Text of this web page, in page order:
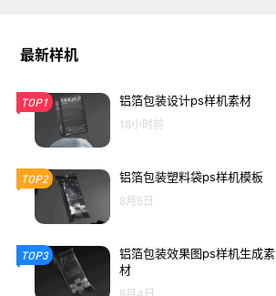
最新样机
TOP1 铝箔包装设计ps样机素材
18小时前
TOP2 铝箔包装塑料袋ps样机模板
8月5日
TOP3
铝箔包装效果图ps样机生成素
材